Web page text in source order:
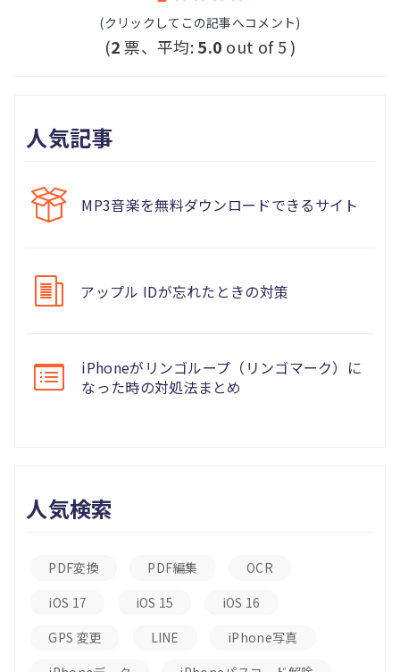
(クリックしてこの記事へコメント)
(2票、平均:5.0 out of 5 )
人気記事
MP3音楽を無料ダウンロードできるサイト
アップル IDが忘れたときの対策
iPhoneがリンゴループ（リンゴマーク）に
なった時の対処法まとめ
人気検索
PDF変換 PDF編集
OCR
iOS 17
iOS 15
iOS 16
GPS 変更
LINE
iPhone写真